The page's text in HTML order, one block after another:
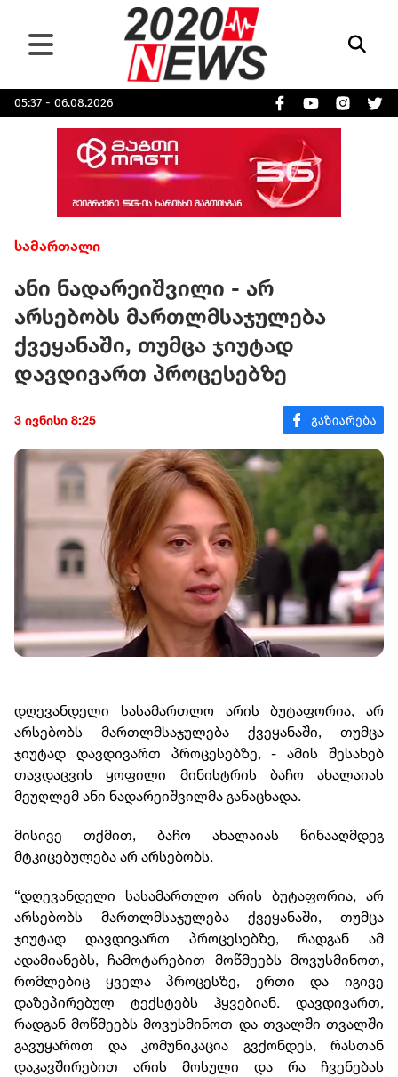
05:37 - 06.08.2026
სამართალი
ანი ნადარეიშვილი - არ
არსებობს მართლმსაჯულება
ქვეყანაში, თუმცა ჯიუტად
დავდივართ პროცესებზე
3 ივნისი 8:25
დღევანდელი სასამართლო არის ბუტაფორია, არ
არსებობს მართლმსაჯულება ქვეყანაში, თუმცა
ჯიუტად დავდივართ პროცესებზე, - ამის შესახებ
თავდაცვის ყოფილი მინისტრის ბაჩო ახალაიას
მეუღლემ ანი ნადარეიშვილმა განაცხადა.
მისივე თქმით, ბაჩო ახალაიას წინააღმდეგ
მტკიცებულება არ არსებობს.
“დღევანდელი სასამართლო არის ბუტაფორია, არ
არსებობს მართლმსაჯულება ქვეყანაში, თუმცა
ჯიუტად დავდივართ პროცესებზე, რადგან ამ
ადამიანებს, ჩამოტარებით მოწმეებს მოვუსმინოთ,
რომლებიც ყველა პროცესზე, ერთი და იგივე
დაზეპირებულ ტექსტებს ჰყვებიან. დავდივართ,
რადგან მოწმეებს მოვუსმინოთ და თვალში თვალში
გავუყაროთ და კომუნიკაცია გვქონდეს, რასთან
დაკავშირებით არის მოსული და რა ჩვენებას